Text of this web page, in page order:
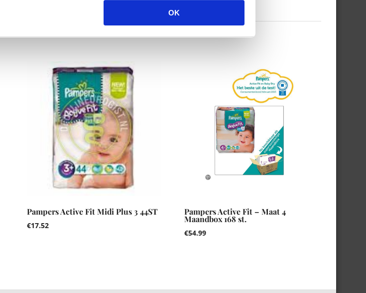
OK
Pampers Active Fit Midi Plus 3 44ST
€17.52
Pampers Active Fit – Maat 4
Maandbox 168 st.
€54.99